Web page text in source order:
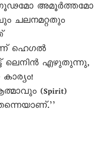
നിഗൂഢമോ അമൂർത്തമോ
ചലനമറ്റതും
ഹെഗൽ
ലെനിൻ എഴുതുന്നു,
(Spirit)